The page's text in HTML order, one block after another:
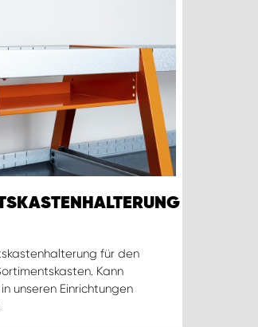
für den
Kann
unseren Einrichtungen